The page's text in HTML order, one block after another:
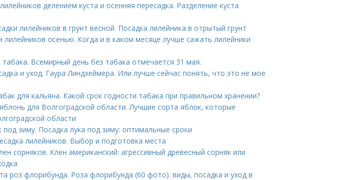
делением куста и осенняя пересадка. Разделение куста
лилейников в грунт весной. Посадка лилейника в отрытый грунт
лилейников осенью. Когда и в каком месяце лучше сажать лилейники
Всемирный день без табака отмечается 31 мая.
и уход. Гаура Линдхеймера. Или лучше сейчас понять, что это не мое
для кальяна. Какой срок годности табака при правильном хранении?
для Волгоградской области. Лучшие сорта яблок, которые
области
зиму. Посадка лука под зиму: оптимальные сроки
лилейников. Выбор и подготовка места
сорняков. Клен американский: агрессивный древесный сорняк или
роз флорибунда. Роза флорибунда (60 фото): виды, посадка и уход в